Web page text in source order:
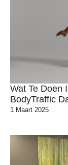
Wat Te Doen
BodyTraffic
1 Maart 2025